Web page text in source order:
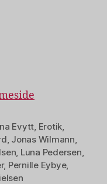
Evytt, Erotik,
, Jonas Wilmann,
, Luna Pedersen,
, Pernille Eybye,